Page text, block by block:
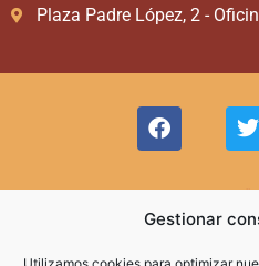
Gestionar
Plaza Padre López, 2 -